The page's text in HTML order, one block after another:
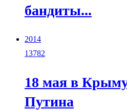
бандиты...
2014
13782
18 мая в
Путина